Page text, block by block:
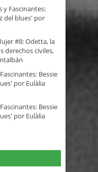
y Fascinantes:
del blues' por
#8: Odetta, la
derechos civiles,
Bessie
por Eulàlia
Bessie
por Eulàlia